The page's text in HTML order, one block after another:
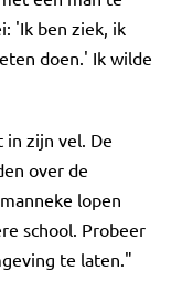
'Ik ben ziek, ik
doen.' Ik wilde
in zijn vel. De
over de
lopen
school. Probeer
te laten."